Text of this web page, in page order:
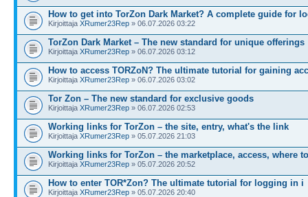
How to get into TorZon Dark Market? A complete guide for
Kirjoittaja XRumer23Rep » 06.07.2026 03:22
TorZon Dark Market – The new standard for unique offerings
Kirjoittaja XRumer23Rep » 06.07.2026 03:12
How to access TORZoN? The ultimate tutorial for gaining
Kirjoittaja XRumer23Rep » 06.07.2026 03:02
Tor Zon – The new standard for exclusive goods
Kirjoittaja XRumer23Rep » 06.07.2026 02:53
Working links for TorZon – the site, entry, what's the link
Kirjoittaja XRumer23Rep » 05.07.2026 21:03
Working links for TorZon – the marketplace, access, where to
Kirjoittaja XRumer23Rep » 05.07.2026 20:52
How to enter TOR*Zon? The ultimate tutorial for logging in i
Kirjoittaja XRumer23Rep » 05.07.2026 20:40